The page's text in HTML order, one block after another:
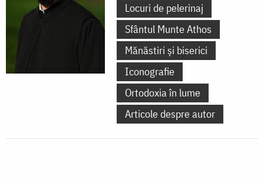
Locuri de pelerinaj
Sfântul Munte Athos
Mănăstiri și biserici
Iconografie
Ortodoxia în lume
Articole despre autor